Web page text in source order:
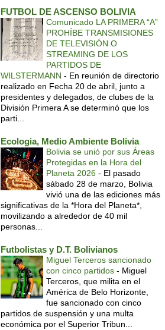
FUTBOL DE ASCENSO BOLIVIA
Comunicado LA PRIMERA “A”
PROHÍBE TRANSMISIONES
DE TELEVISIÓN O
STREAMING DE LOS
PARTIDOS DE
WILSTERMANN - En reunión de directorio
realizado en Fecha 20 de abril, junto a
presidentes y delegados, de clubes de la
División Primera A se determinó que los
parti...
Ecologia, Medio Ambiente Bolivia
Bolivia se unió por sus Áreas
Protegidas en la Hora del
Planeta 2026 - El pasado
sábado 28 de marzo, Bolivia
vivió una de las ediciones más
significativas de la *Hora del Planeta*,
movilizando a alrededor de 40 mil
personas...
Futbolistas y D.T. Bolivianos
Miguel Terceros sancionado
con cinco partidos - Miguel
Terceros, que milita en el
América de Belo Horizonte,
fue sancionado con cinco
partidos de suspensión y una multa
económica por el Superior Tribun...